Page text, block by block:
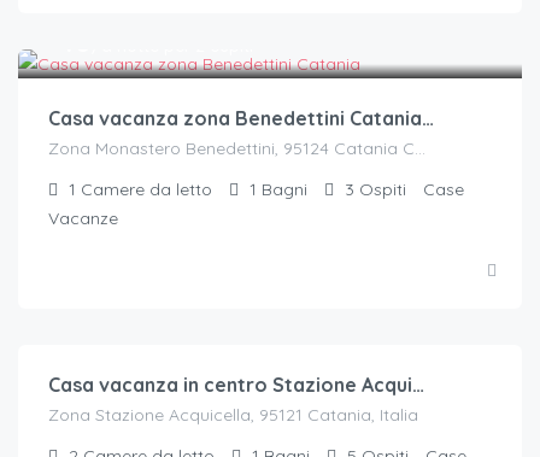
Casa vacanza zona Benedettini Catania – Charlotte
Zona Monastero Benedettini, 95124 Catania CT, Italia
1 Camere da letto 1 Bagni 3 Ospiti
Case
Vacanze
Casa vacanza in centro Stazione Acquicella di Catania
Zona Stazione Acquicella, 95121 Catania, Italia